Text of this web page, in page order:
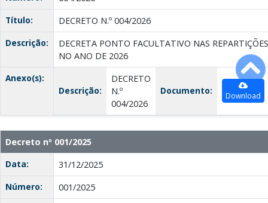
Título:
DECRETO N.º 004/2026
Descrição:
DECRETA PONTO FACULTATIVO NAS
NO ANO DE 2026
Anexo(s):
Descrição:
DECRETO
N.º
004/2026
Documento: Download
Decreto nº 001/2025
Data:
31/12/2025
Número:
001/2025